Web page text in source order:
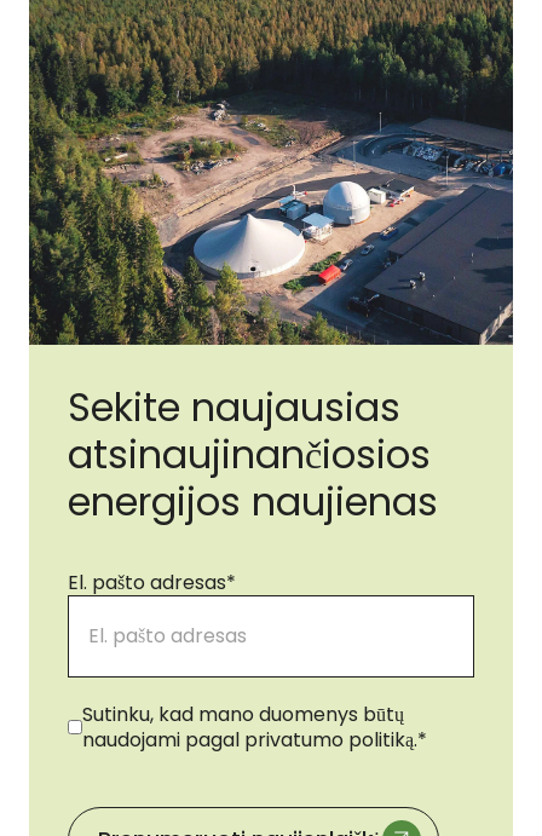
Sekite naujausias
atsinaujinančiosios
energijos naujienas
El. pašto adresas*
Sutikimas *
Sutinku, kad mano duomenys būtų
naudojami pagal privatumo politiką.*